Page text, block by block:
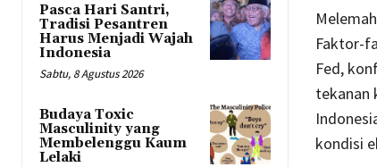
Pasca Hari Santri,
Tradisi Pesantren
Harus Menjadi Wajah
Indonesia
Sabtu, 8 Agustus 2026
Budaya Toxic
Masculinity yang
Membelenggu Kaum
Lelaki
Faktor-
Fed,
tekanan
kondisi